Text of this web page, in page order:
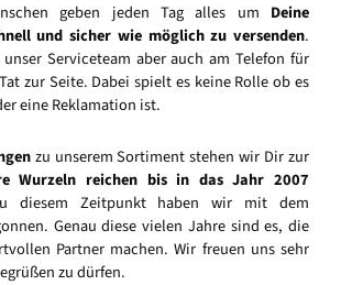
geben jeden Tag alles um Deine
und sicher wie möglich zu versenden.
Serviceteam aber auch am Telefon für
zur Seite. Dabei spielt es keine Rolle ob es
eine Reklamation ist.
zu unserem Sortiment stehen wir Dir zur
Wurzeln reichen bis in das Jahr 2007
diesem Zeitpunkt haben wir mit dem
Genau diese vielen Jahre sind es, die
Partner machen. Wir freuen uns sehr
zu dürfen.